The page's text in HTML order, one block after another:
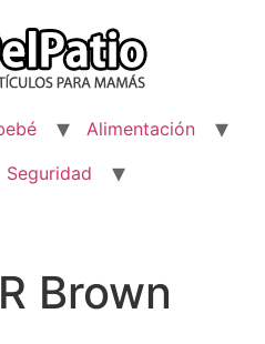
Alimentación
Seguridad
Brown